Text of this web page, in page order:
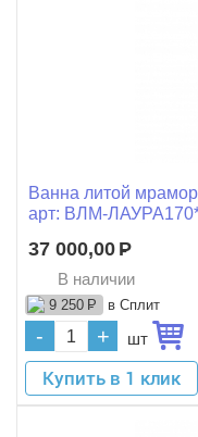
Ванна литой
арт: ВЛМ-
37 000,00 Р
В наличии
9 250 Р в Сплит
- + шт
Купить в 1 клик